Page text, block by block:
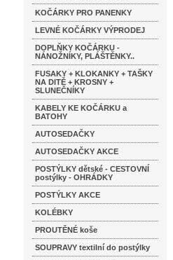
KOČÁRKY PRO PANENKY
LEVNÉ KOČÁRKY VÝPRODEJ
DOPLŇKY KOČÁRKU -
NÁNOŽNÍKY, PLÁŠTĚNKY..
FUSAKY + KLOKANKY + TAŠKY
NA DITĚ + KROSNY +
SLUNEČNÍKY
KABELY KE KOČÁRKU a
BATOHY
AUTOSEDAČKY
AUTOSEDAČKY AKCE
POSTÝLKY dětské - CESTOVNÍ
postýlky - OHRÁDKY
POSTÝLKY AKCE
KOLÉBKY
PROUTĚNÉ koše
SOUPRAVY textilní do postýlky